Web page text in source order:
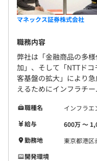
マネックス証券株式会社
職務内容
弊社は「金融商品の多
加」、そして「NTTド
客基盤の拡大」により
えるためにインフラチー
職種名
インフラエ
給与
600万 〜
勤務地
東京都港区
開発環境